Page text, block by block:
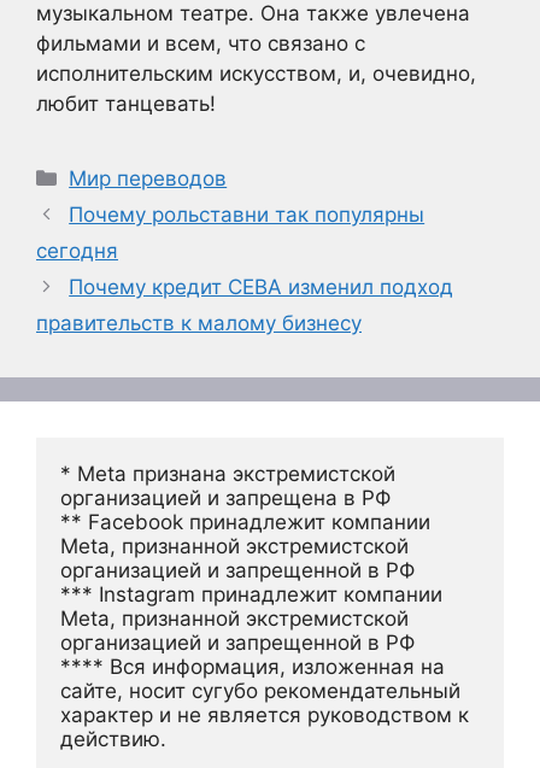
музыкальном театре. Она также увлечена
фильмами и всем, что связано с
исполнительским искусством, и, очевидно,
любит танцевать!
Рубрики
Мир переводов
Почему рольставни так популярны
сегодня
Почему кредит CEBA изменил подход
правительств к малому бизнесу
* Meta признана экстремистской
организацией и запрещена в РФ
** Facebook принадлежит компании
Meta, признанной экстремистской
организацией и запрещенной в РФ
*** Instagram принадлежит компании
Meta, признанной экстремистской
организацией и запрещенной в РФ
**** Вся информация, изложенная на
сайте, носит сугубо рекомендательный
характер и не является руководством к
действию.